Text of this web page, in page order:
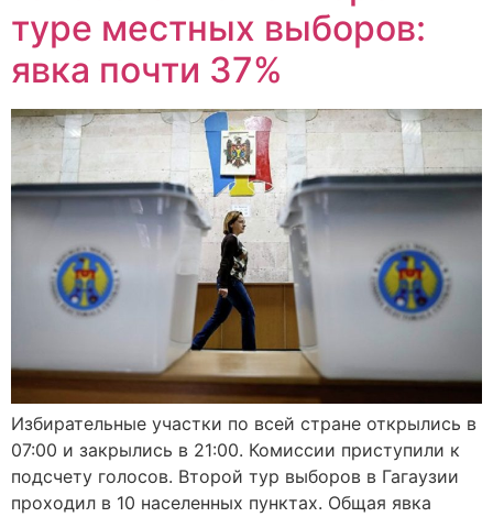
туре местных выборов:
явка почти 37%
Избирательные участки по всей стране открылись в
07:00 и закрылись в 21:00. Комиссии приступили к
подсчету голосов. Второй тур выборов в Гагаузии
проходил в 10 населенных пунктах. Общая явка